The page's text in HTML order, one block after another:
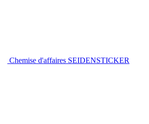
Chemise d'affaires SEIDENSTICKER